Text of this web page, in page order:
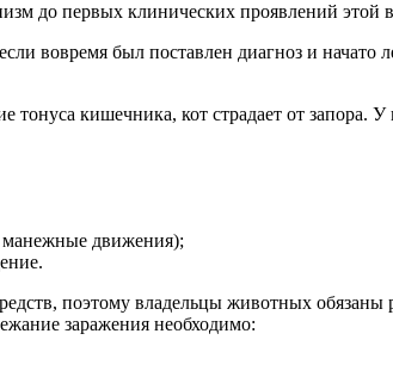
до первых клинических проявлений
вовремя был поставлен диагноз и
тонуса кишечника, кот страдает от
манежные движения);
поэтому владельцы животных
заражения необходимо: